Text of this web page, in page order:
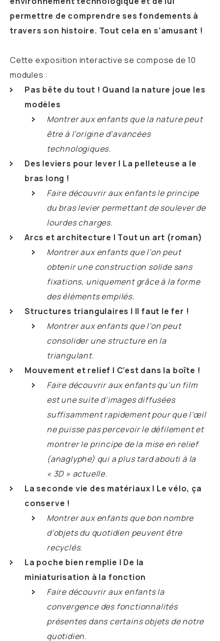
permettre de comprendre ses fondements à
travers son histoire. Tout cela en s’amusant !
Cette exposition interactive se compose de 10
modules :
Pas bête du tout ! Quand la nature joue les
modèles
Montrer aux enfants que la nature peut
être à l’origine d’avancées
technologiques.
Des leviers pour lever | La pelleteuse a le
bras long !
Faire découvrir aux enfants le principe
du bras levier permettant de soulever de
lourdes charges.
Arcs et architecture | Tout un art (roman)
Montrer aux enfants que l’on peut
obtenir une construction solide sans
fixations, uniquement grâce à la forme
des éléments empilés.
Structures triangulaires | Il faut le fer !
Montrer aux enfants que l’on peut
consolider une structure en la
triangulant.
Mouvement et relief | C’est dans la boîte !
Faire découvrir aux enfants qu’un film
est une suite d’images diffusées
suffisamment rapidement pour que l’œil
ne puisse pas percevoir le défilement et
montrer le principe de la mise en relief
(anaglyphe) qui a plus tard abouti à la
« 3D » actuelle.
La seconde vie des matériaux | Le vélo, ça
conserve !
Montrer aux enfants que bon nombre
d’objets du quotidien peuvent être
recyclés.
La poche bien remplie | De la
miniaturisation à la fonction
Faire découvrir aux enfants la
convergence des fonctionnalités
présentes dans certains objets de notre
quotidien.